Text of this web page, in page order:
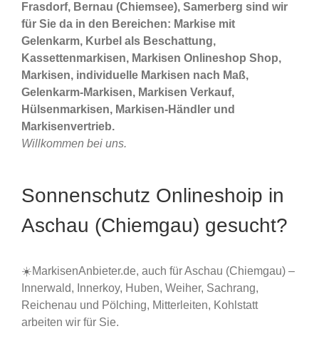
Frasdorf, Bernau (Chiemsee), Samerberg sind wir
für Sie da in den Bereichen: Markise mit
Gelenkarm, Kurbel als Beschattung,
Kassettenmarkisen, Markisen Onlineshop Shop,
Markisen, individuelle Markisen nach Maß,
Gelenkarm-Markisen, Markisen Verkauf,
Hülsenmarkisen, Markisen-Händler und
Markisenvertrieb.
Willkommen bei uns.
Sonnenschutz Onlineshoip in
Aschau (Chiemgau) gesucht?
☀️MarkisenAnbieter.de, auch für Aschau (Chiemgau) –
Innerwald, Innerkoy, Huben, Weiher, Sachrang,
Reichenau und Pölching, Mitterleiten, Kohlstatt
arbeiten wir für Sie.